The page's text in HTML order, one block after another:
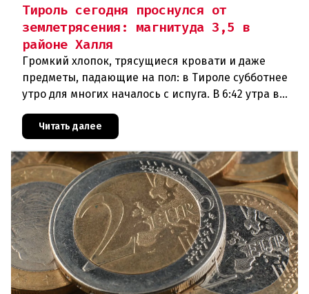
Тироль сегодня проснулся от
землетрясения: магнитуда 3,5 в
районе Халля
Громкий хлопок, трясущиеся кровати и даже
предметы, падающие на пол: в Тироле субботнее
утро для многих началось с испуга. В 6:42 утра в
сейсмологовПо данны
Читать далее